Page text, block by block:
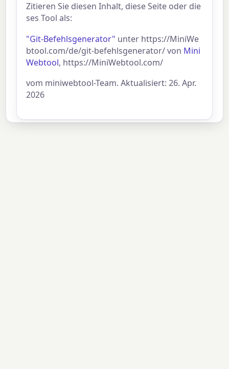
Zitieren Sie diesen Inhalt, diese Seite oder die
ses Tool als:
"Git-Befehlsgenerator" unter https://MiniWe
btool.com/de/git-befehlsgenerator/ von Mini
Webtool, https://MiniWebtool.com/
vom miniwebtool-Team. Aktualisiert: 26. Apr.
2026